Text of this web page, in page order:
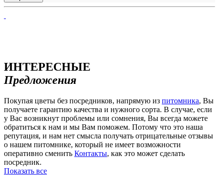
ИНТЕРЕСНЫЕ
Предложения
Покупая цветы без посредников, напрямую из питомника, Вы
получаете гарантию качества и нужного сорта. В случае, если
у Вас возникнут проблемы или сомнения, Вы всегда можете
обратиться к нам и мы Вам поможем. Потому что это наша
репутация, и нам нет смысла получать отрицательные отзывы
о нашем питомнике, который не имеет возможности
оперативно сменить Контакты, как это может сделать
посредник.
Показать все